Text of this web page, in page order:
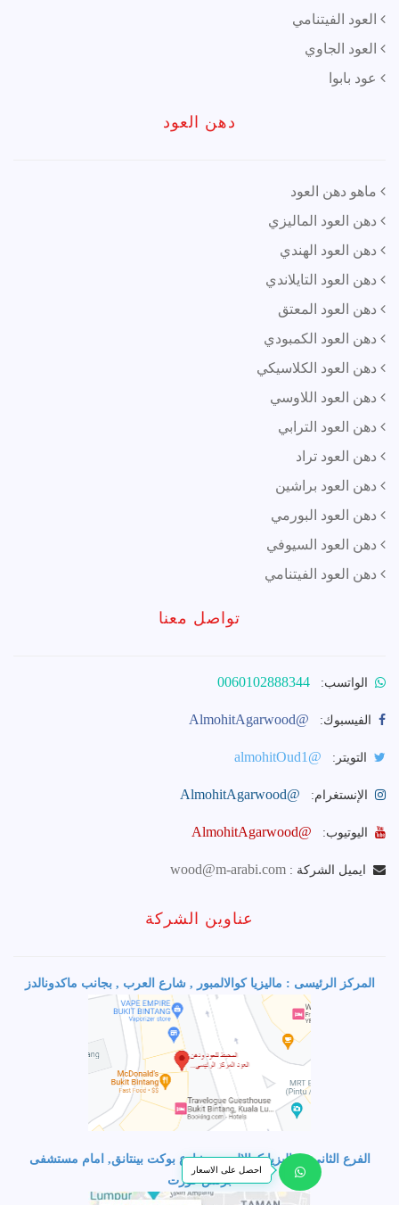
العود الفيتنامي
العود الجاوي
عود بابوا
دهن العود
ماهو دهن العود
دهن العود الماليزي
دهن العود الهندي
دهن العود التايلاندي
دهن العود المعتق
دهن العود الكمبودي
دهن العود الكلاسيكي
دهن العود اللاوسي
دهن العود الترابي
دهن العود تراد
دهن العود براشين
دهن العود البورمي
دهن العود السيوفي
دهن العود الفيتنامي
تواصل معنا
الواتسب: 0060102888344
الفيسبوك: @AlmohitAgarwood
التويتر: @almohitOud1
الإنستغرام: @AlmohitAgarwood
اليوتيوب: @AlmohitAgarwood
ايميل الشركة : wood@m-arabi.com
عناوين الشركة
المركز الرئيسى : ماليزيا كوالالمبور , شارع العرب , بجانب ماكدونالدز
الفرع الثاني : ماليزيا كوالالمبور, شارع بوكت بينتانق, امام مستشفى
برنس كورت
احصل على الاسعار